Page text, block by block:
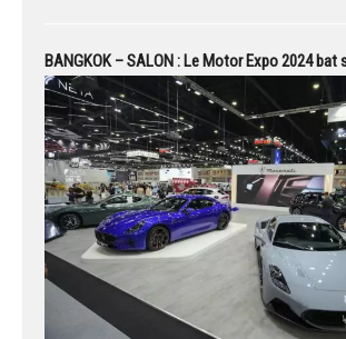
BANGKOK – SALON : Le Motor Expo 2024 bat